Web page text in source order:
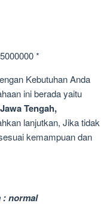
*
Kebutuhan Anda
ini berada yaitu
Tengah,
lanjutkan, Jika tidak
kemampuan dan
: normal